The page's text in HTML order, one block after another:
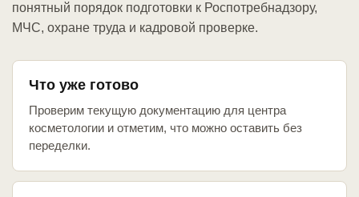
понятный порядок подготовки к Роспотребнадзору,
МЧС, охране труда и кадровой проверке.
Что уже готово
Проверим текущую документацию для центра
косметологии и отметим, что можно оставить без
переделки.